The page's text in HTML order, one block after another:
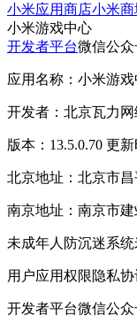
小米应用商店小米商
小米游戏中心
开发者平台微信公众
应用名称：小米游
开发者：北京瓦力网
版本：13.5.0.70 更
北京地址：北京市
南京地址：南京市
未成年人防沉迷系统
用户应用权限隐私协
开发者平台微信公众